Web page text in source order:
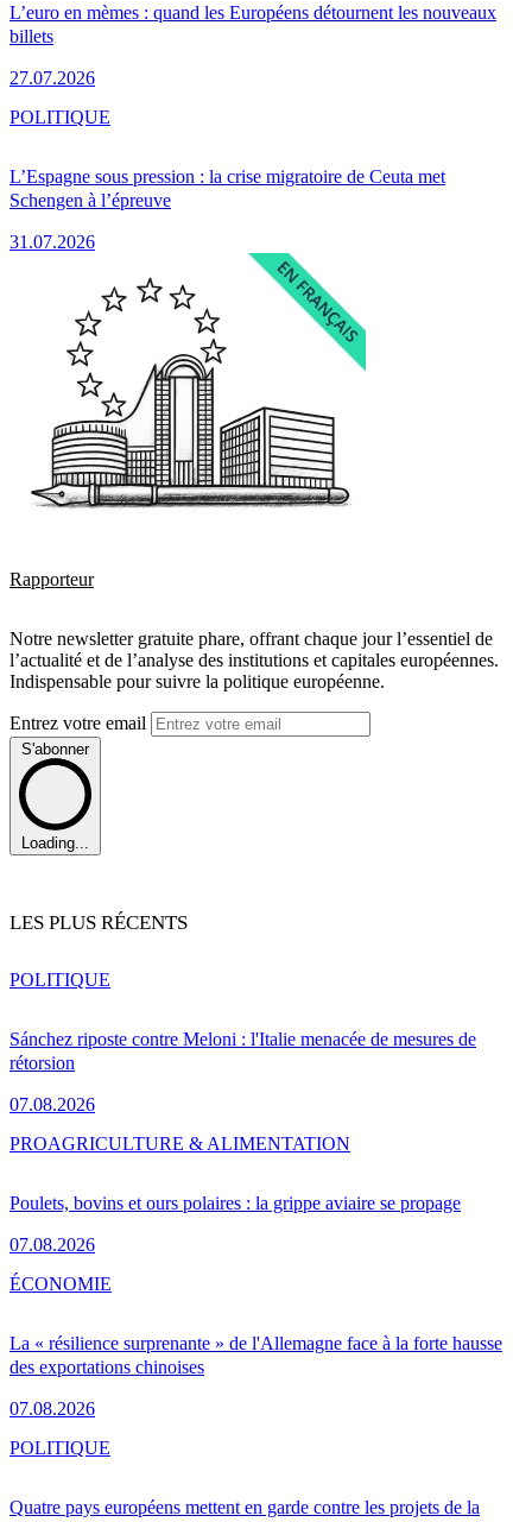
L’euro en mèmes : quand les Européens détournent les nouveaux
billets
27.07.2026
L’Espagne sous pression : la crise migratoire de Ceuta met
Schengen à l’épreuve
31.07.2026
POLITIQUE
Rapporteur
Notre newsletter gratuite phare, offrant chaque jour l’essentiel de
l’actualité et de l’analyse des institutions et capitales européennes.
Indispensable pour suivre la politique européenne.
Entrez votre email
S'abonner
Loading...
LES PLUS RÉCENTS
Sánchez riposte contre Meloni : l'Italie menacée de mesures de
rétorsion
07.08.2026
POLITIQUE
Poulets, bovins et ours polaires : la grippe aviaire se propage
07.08.2026
PROAGRICULTURE & ALIMENTATION
La « résilience surprenante » de l'Allemagne face à la forte hausse
des exportations chinoises
07.08.2026
ÉCONOMIE
Quatre pays européens mettent en garde contre les projets de la
POLITIQUE